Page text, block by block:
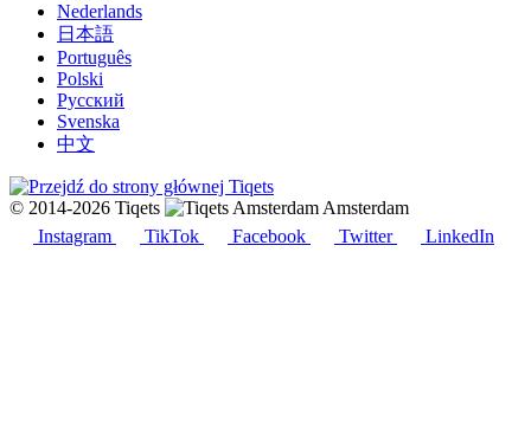
Nederlands
日本語
Português
Polski
Русский
Svenska
中文
© 2014-2026 Tiqets
Amsterdam
Instagram
TikTok Facebook Twitter LinkedIn